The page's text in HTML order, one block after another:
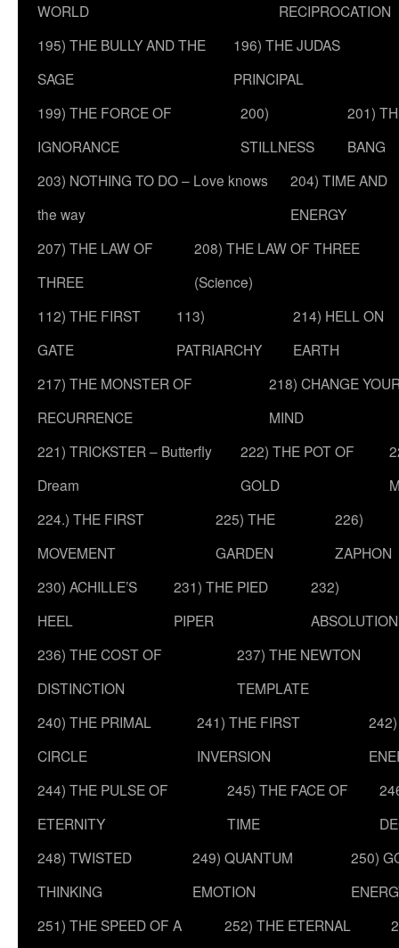
WORLD
RECIPROCATION
195) THE BULLY AND THE
SAGE
196) THE JUDAS
PRINCIPAL
199) THE FORCE OF
IGNORANCE
200)
STILLNESS
201)
BANG
203) NOTHING TO DO – Love knows
the way
204) TIME AND
ENERGY
207) THE LAW OF
THREE
208) THE LAW OF THREE
(Science)
112) THE FIRST
GATE
113)
PATRIARCHY
214) HELL ON
EARTH
217) THE MONSTER OF
RECURRENCE
218) CHANGE
MIND
221) TRICKSTER – Butterfly
Dream
222) THE POT OF
GOLD
224.) THE FIRST
MOVEMENT
225) THE
GARDEN
226)
ZAPHON
230) ACHILLE’S
HEEL
231) THE PIED
PIPER
232)
ABSOLUTION
236) THE COST OF
DISTINCTION
237) THE NEWTON
TEMPLATE
240) THE PRIMAL
CIRCLE
241) THE FIRST
INVERSION
244) THE PULSE OF
ETERNITY
245) THE FACE OF
TIME
248) TWISTED
THINKING
249) QUANTUM
EMOTION
250)
251) THE SPEED OF A
252) THE ETERNAL